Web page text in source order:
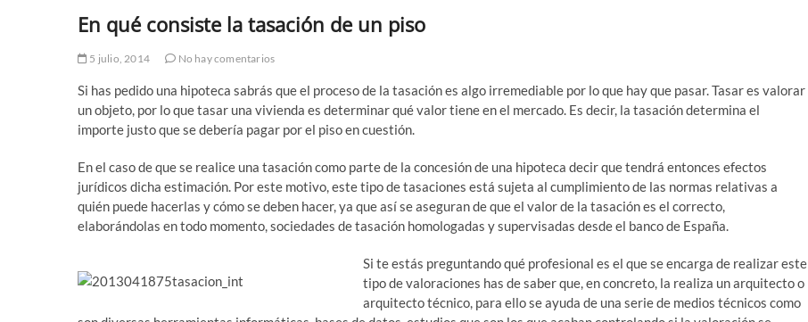
En qué consiste la tasación de un piso
5 julio, 2014 No hay comentarios
Si has pedido una hipoteca sabrás que el proceso de la tasación es algo irremediable por lo que hay que pasar. Tasar es valorar
un objeto, por lo que tasar una vivienda es determinar qué valor tiene en el mercado. Es decir, la tasación determina el
importe justo que se debería pagar por el piso en cuestión.
En el caso de que se realice una tasación como parte de la concesión de una hipoteca decir que tendrá entonces efectos
jurídicos dicha estimación. Por este motivo, este tipo de tasaciones está sujeta al cumplimiento de las normas relativas a
quién puede hacerlas y cómo se deben hacer, ya que así se aseguran de que el valor de la tasación es el correcto,
elaborándolas en todo momento, sociedades de tasación homologadas y supervisadas desde el banco de España.
Si te estás preguntando qué profesional es el que se encarga de realizar este
tipo de valoraciones has de saber que, en concreto, la realiza un arquitecto o
arquitecto técnico, para ello se ayuda de una serie de medios técnicos como